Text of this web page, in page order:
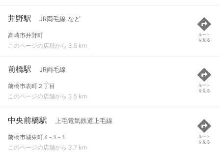
井野駅 JR両毛線 など
高崎市井野町
このページの店舗から 3.5 km
ルート
を見る
前橋駅 JR両毛線
前橋市表町２丁目
このページの店舗から 3.5 km
ルート
を見る
中央前橋駅 上毛電気鉄道上毛線
前橋市城東町４-１-１
このページの店舗から 3.7 km
ルート
を見る